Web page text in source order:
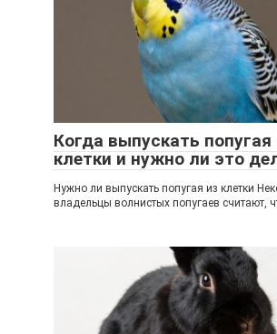
Когда выпускать попугая
клетки и нужно ли это
Нужно ли выпускать попугая из клетки
владельцы волнистых попугаев считают,